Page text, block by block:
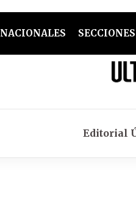
NACIONALES SECCIONES
Editorial